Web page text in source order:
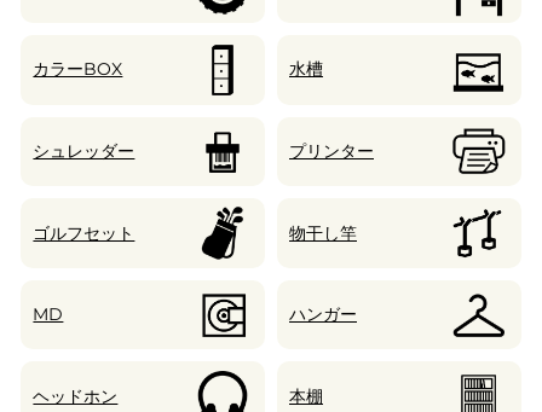
カラーBOX 水槽
シュレッダー プリンター
ゴルフセット 物干し竿
MD ハンガー
ヘッドホン 本棚